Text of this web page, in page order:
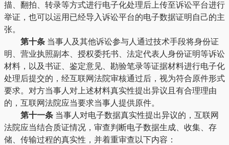
描、翻拍、转录等方式进行电子化处理后上传至诉讼平台进行
举证，也可以运用已经导入诉讼平台的电子数据证明自己的主
张。
第十条 当事人及其他诉讼参与人通过技术手段将身份证
明、营业执照副本、授权委托书、法定代表人身份证明等诉讼
材料，以及书证、鉴定意见、勘验笔录等证据材料进行电子化
处理后提交的，经互联网法院审核通过后，视为符合原件形式
要求。对方当事人对上述材料真实性提出异议且有合理理由
的，互联网法院应当要求当事人提供原件。
第十一条 当事人对电子数据真实性提出异议的，互联网
法院应当结合质证情况，审查判断电子数据生成、收集、存
储、传输过程的真实性，并着重审查以下内容：